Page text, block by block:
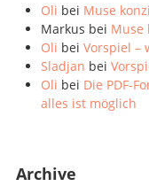
Oli bei Muse
Markus bei Muse
Oli bei Vorspiel –
Sladjan bei
Oli bei Die PDF-
alles ist möglich
Archive